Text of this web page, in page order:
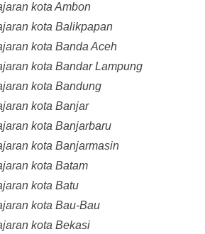
kota Ambon
kota Balikpapan
kota Banda Aceh
kota Bandar Lampung
kota Bandung
kota Banjar
kota Banjarbaru
kota Banjarmasin
kota Batam
kota Batu
kota Bau-Bau
kota Bekasi